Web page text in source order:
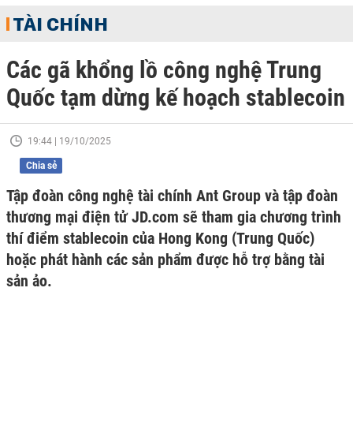
TÀI CHÍNH
Các gã khổng lồ công nghệ Trung
Quốc tạm dừng kế hoạch stablecoin
19:44 | 19/10/2025
Chia sẻ
Tập đoàn công nghệ tài chính Ant Group và tập đoàn
thương mại điện tử JD.com sẽ tham gia chương trình
thí điểm stablecoin của Hong Kong (Trung Quốc)
hoặc phát hành các sản phẩm được hỗ trợ bằng tài
sản ảo.